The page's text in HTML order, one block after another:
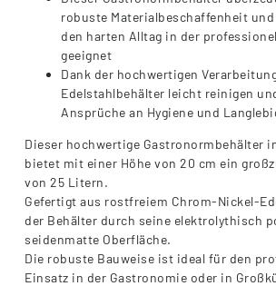
robuste Materialbeschaffenheit
den harten Alltag in der
geeignet
Dank der hochwertigen
Edelstahlbehälter leicht reinigen
Ansprüche an Hygiene und
Dieser hochwertige Gastronormbehälter
bietet mit einer Höhe von 20 cm ein
von 25 Litern.
Gefertigt aus rostfreiem Chrom-Nickel-
der Behälter durch seine elektrolythisch
seidenmatte Oberfläche.
Die robuste Bauweise ist ideal für den
Einsatz in der Gastronomie oder in